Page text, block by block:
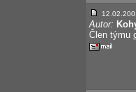
Autor:
Člen týmu